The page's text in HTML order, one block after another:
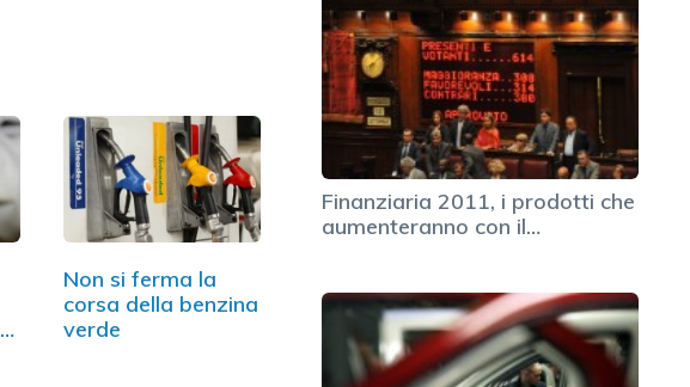
Non si ferma la
corsa della benzina
verde
Finanziaria 2011, i prodotti che
aumenteranno con il…